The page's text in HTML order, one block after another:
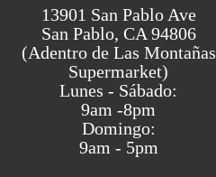
13901 San Pablo Ave
San Pablo, CA 94806
(Adentro de Las Montañas
Supermarket)
Lunes - Sábado:
9am -8pm
Domingo:
9am - 5pm